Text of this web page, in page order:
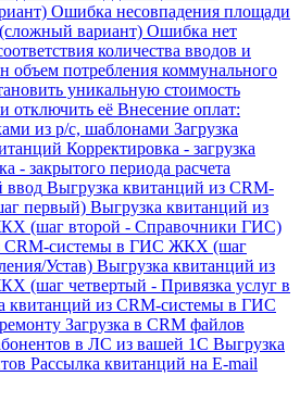
Ошибка несовпадения площади
вариант) Ошибка нет
количества вводов и
объем потребления коммунального
уникальную стоимость
отключить её Внесение оплат:
из р/с, шаблонами Загрузка
Корректировка - загрузка
- закрытого периода расчета
ввод Выгрузка квитанций из CRM-
первый) Выгрузка квитанций из
(шаг второй - Справочники ГИС)
CRM-системы в ГИС ЖКХ (шаг
Устав) Выгрузка квитанций из
(шаг четвертый - Привязка услуг в
квитанций из CRM-системы в ГИС
Загрузка в CRM файлов
в ЛС из вашей 1С Выгрузка
Рассылка квитанций на E-mail